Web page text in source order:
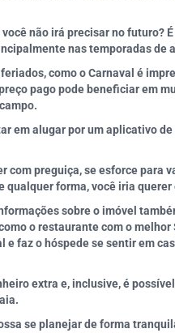
não irá precisar no futuro?
nas temporadas de
como o Carnaval é
pago pode beneficiar em
em alugar por um aplicativo
com preguiça, se esforce para
qualquer forma, você iria querer
sobre o imóvel
o restaurante com o
faz o hóspede se sentir em
extra e, inclusive, é
se planejar de forma